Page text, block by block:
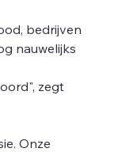
bedrijven
nauwelijks
zegt
Onze